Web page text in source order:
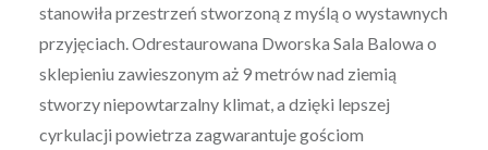
stanowiła przestrzeń stworzoną z myślą o wystawnych
przyjęciach. Odrestaurowana Dworska Sala Balowa o
sklepieniu zawieszonym aż 9 metrów nad ziemią
stworzy niepowtarzalny klimat, a dzięki lepszej
cyrkulacji powietrza zagwarantuje gościom